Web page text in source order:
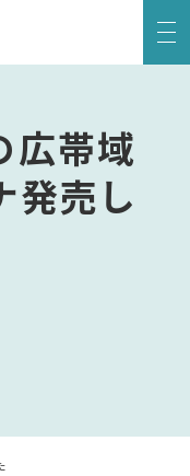
広帯域
発売し